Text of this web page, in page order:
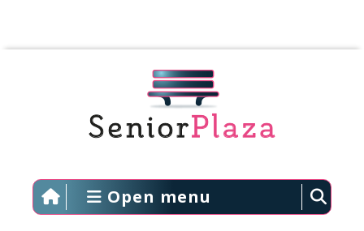
Open menu